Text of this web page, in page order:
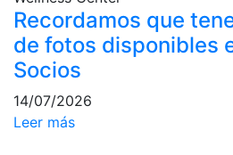
Socials
Salidas
culturales
Conferencias
e
Inspirational
Recordamos que
de fotos disponibles
Socios
14/07/2026
Leer más